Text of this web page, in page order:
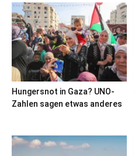
Hungersnot in Gaza? UNO-
Zahlen sagen etwas anderes